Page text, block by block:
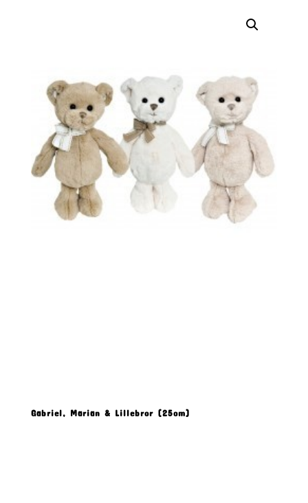
Gabriel, Marian & Lillebror (25cm)